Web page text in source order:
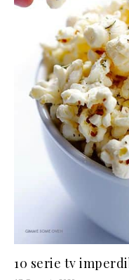
10 serie tv